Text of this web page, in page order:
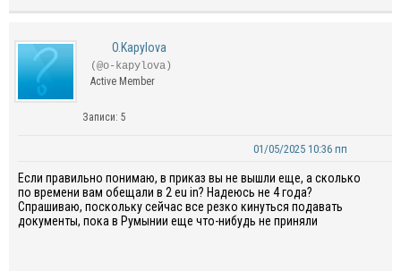
O.Kapylova
(@o-kapylova)
Active Member
Записи: 5
01/05/2025 10:36 пп
Если правильно понимаю, в приказ вы не вышли еще, а сколько
по времени вам обещали в 2 eu in? Надеюсь не 4 года?
Спрашиваю, поскольку сейчас все резко кинуться подавать
документы, пока в Румынии еще что-нибудь не приняли